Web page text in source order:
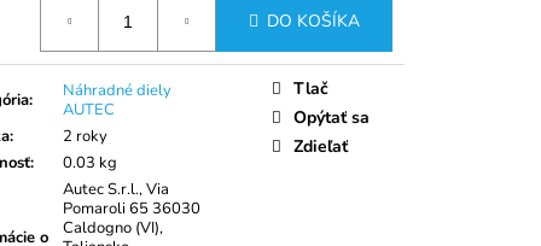
DO KOŠÍKA
:
Náhradné diely
AUTEC
:
2 roky
: 0.03 kg
o
Autec S.r.l., Via
Pomaroli 65 36030
Caldogno (VI),
Tlač
Opýtať sa
Zdieľať
PÁS 35MM